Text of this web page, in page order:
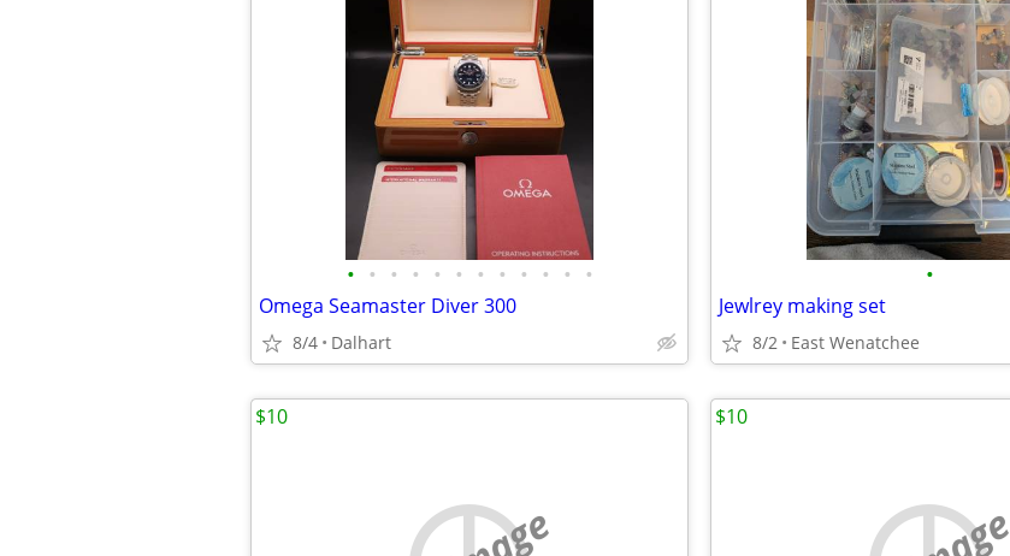
• • • • • • • • • • • •
Omega Seamaster Diver 300
8/4 Dalhart
•
Jewlrey making set
8/2 East Wenatchee
$10 $10